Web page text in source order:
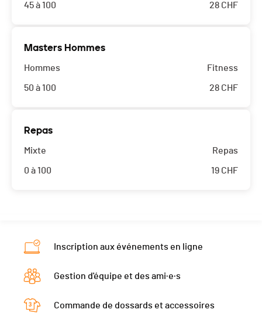
45 à 100 28 CHF
Masters Hommes
Hommes
50 à 100
Fitness
28 CHF
Repas
Mixte
0 à 100
Repas
19 CHF
Inscription aux événements en ligne
Gestion d'équipe et des ami·e·s
Commande de dossards et accessoires